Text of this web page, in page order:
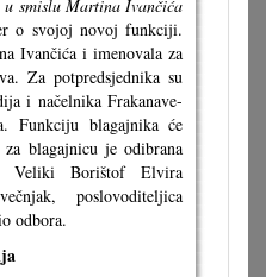
smislu Martina Ivančića
o svojoj novoj funkciji.
Ivančića i imenovala za
Za potpredsjednika su
i načelnika Frakanave-
Funkciju blagajnika će
blagajnicu je odibrana
Veliki Borištof Elvira
poslovoditeljica
odbora.